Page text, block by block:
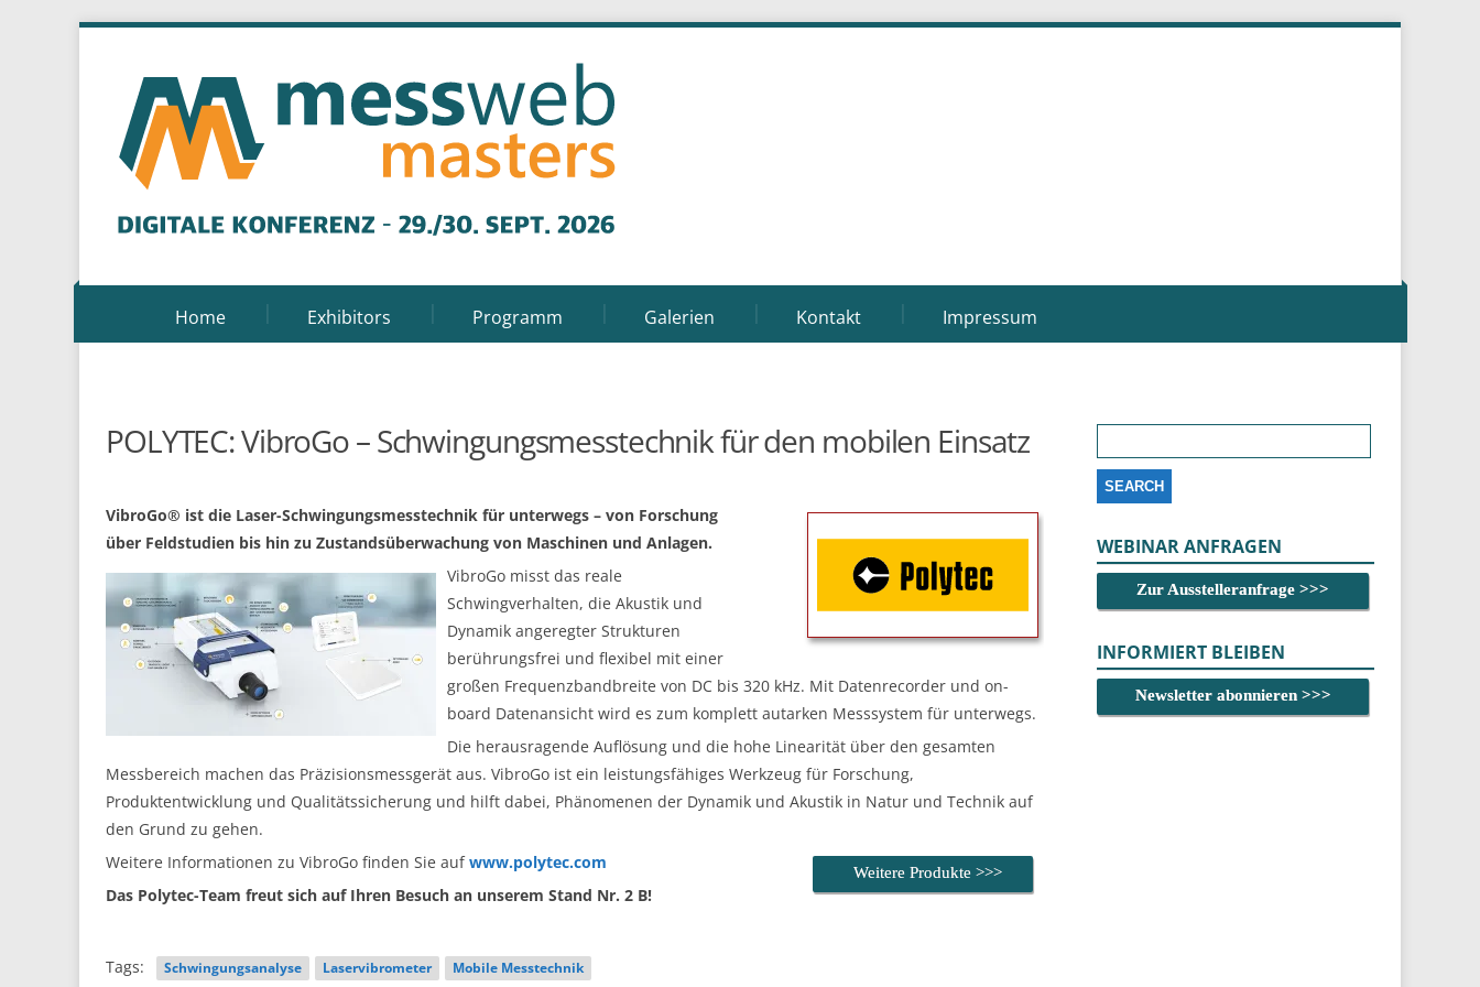
Home Exhibitors Programm Galerien Kontakt Impressum
POLYTEC: VibroGo – Schwingungsmesstechnik für den mobilen Einsatz
VibroGo® ist die Laser-Schwingungsmesstechnik für unterwegs – von Forschung
über Feldstudien bis hin zu Zustandsüberwachung von Maschinen und Anlagen.
VibroGo misst das reale
Schwingverhalten, die Akustik und
Dynamik angeregter Strukturen
berührungsfrei und flexibel mit einer
großen Frequenzbandbreite von DC bis 320 kHz. Mit Datenrecorder und on-
board Datenansicht wird es zum komplett autarken Messsystem für unterwegs.
Die herausragende Auflösung und die hohe Linearität über den gesamten
Messbereich machen das Präzisionsmessgerät aus. VibroGo ist ein leistungsfähiges Werkzeug für Forschung,
Produktentwicklung und Qualitätssicherung und hilft dabei, Phänomenen der Dynamik und Akustik in Natur und Technik auf
den Grund zu gehen.
Weitere Informationen zu VibroGo finden Sie aufwww.polytec.com Weitere Produkte >>>
Das Polytec-Team freut sich auf Ihren Besuch an unserem Stand Nr. 2 B!
Tags: Schwingungsanalyse Laservibrometer Mobile Messtechnik
Search
WEBINAR ANFRAGEN
Zur Ausstelleranfrage >>>
INFORMIERT BLEIBEN
Newsletter abonnieren >>>